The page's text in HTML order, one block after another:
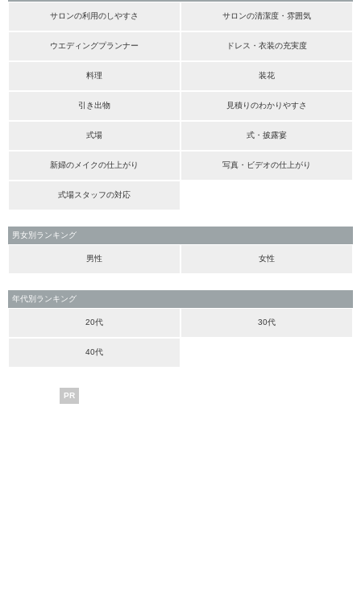
サロンの利用のしやすさ サロンの清潔度・雰囲気
ウエディングプランナー ドレス・衣装の充実度
料理 装花
引き出物 見積りのわかりやすさ
式場 式・披露宴
新婦のメイクの仕上がり 写真・ビデオの仕上がり
式場スタッフの対応
男女別ランキング
男性 女性
年代別ランキング
20代 30代
40代
PR